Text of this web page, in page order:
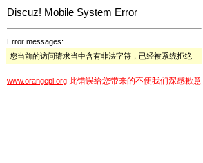
Discuz! Mobile System Error
Error messages:
您当前的访问请求当中含有非法字符，已经被系统拒绝
www.orangepi.org 此错误给您带来的不便我们深感歉意